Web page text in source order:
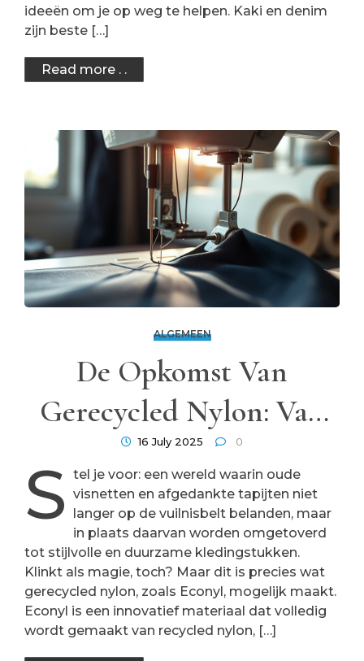
ideeën om je op weg te helpen. Kaki en denim
zijn beste […]
Read more . .
ALGEMEEN
De Opkomst Van
Gerecycled Nylon: Van
Afval Tot Mode-Iconen
16 July 2025 0
S tel je voor: een wereld waarin oude
visnetten en afgedankte tapijten niet
langer op de vuilnisbelt belanden, maar
in plaats daarvan worden omgetoverd
tot stijlvolle en duurzame kledingstukken.
Klinkt als magie, toch? Maar dit is precies wat
gerecycled nylon, zoals Econyl, mogelijk maakt.
Econyl is een innovatief materiaal dat volledig
wordt gemaakt van recycled nylon, […]